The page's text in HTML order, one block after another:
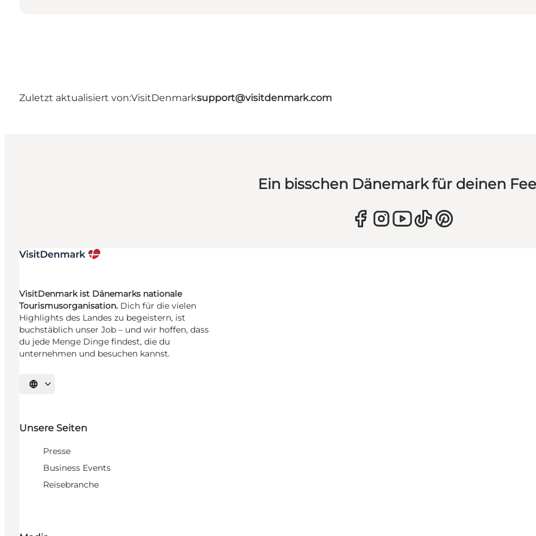
Zuletzt aktualisiert von:VisitDenmarksupport@visitdenmark.com
Ein bisschen Dänemark für deinen
VisitDenmark ist Dänemarks nationale
Tourismusorganisation. Dich für die vielen
Highlights des Landes zu begeistern, ist
buchstäblich unser Job – und wir hoffen, dass
du jede Menge Dinge findest, die du
unternehmen und besuchen kannst.
Sprache auswählen
Unsere Seiten
Presse
Business Events
Reisebranche